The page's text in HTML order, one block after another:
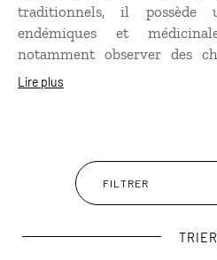
traditionnels, il
endémiques et
notamment observer des
dégustant un thé à la
Lire plus
FILTRER
TRIER